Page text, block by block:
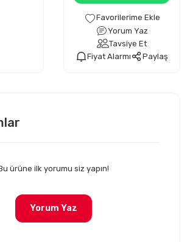
Yorum Yaz
Tavsiye Et
Fiyat Alarmı
Paylaş
ürüne ilk yorumu siz yapın!
Yorum Yaz